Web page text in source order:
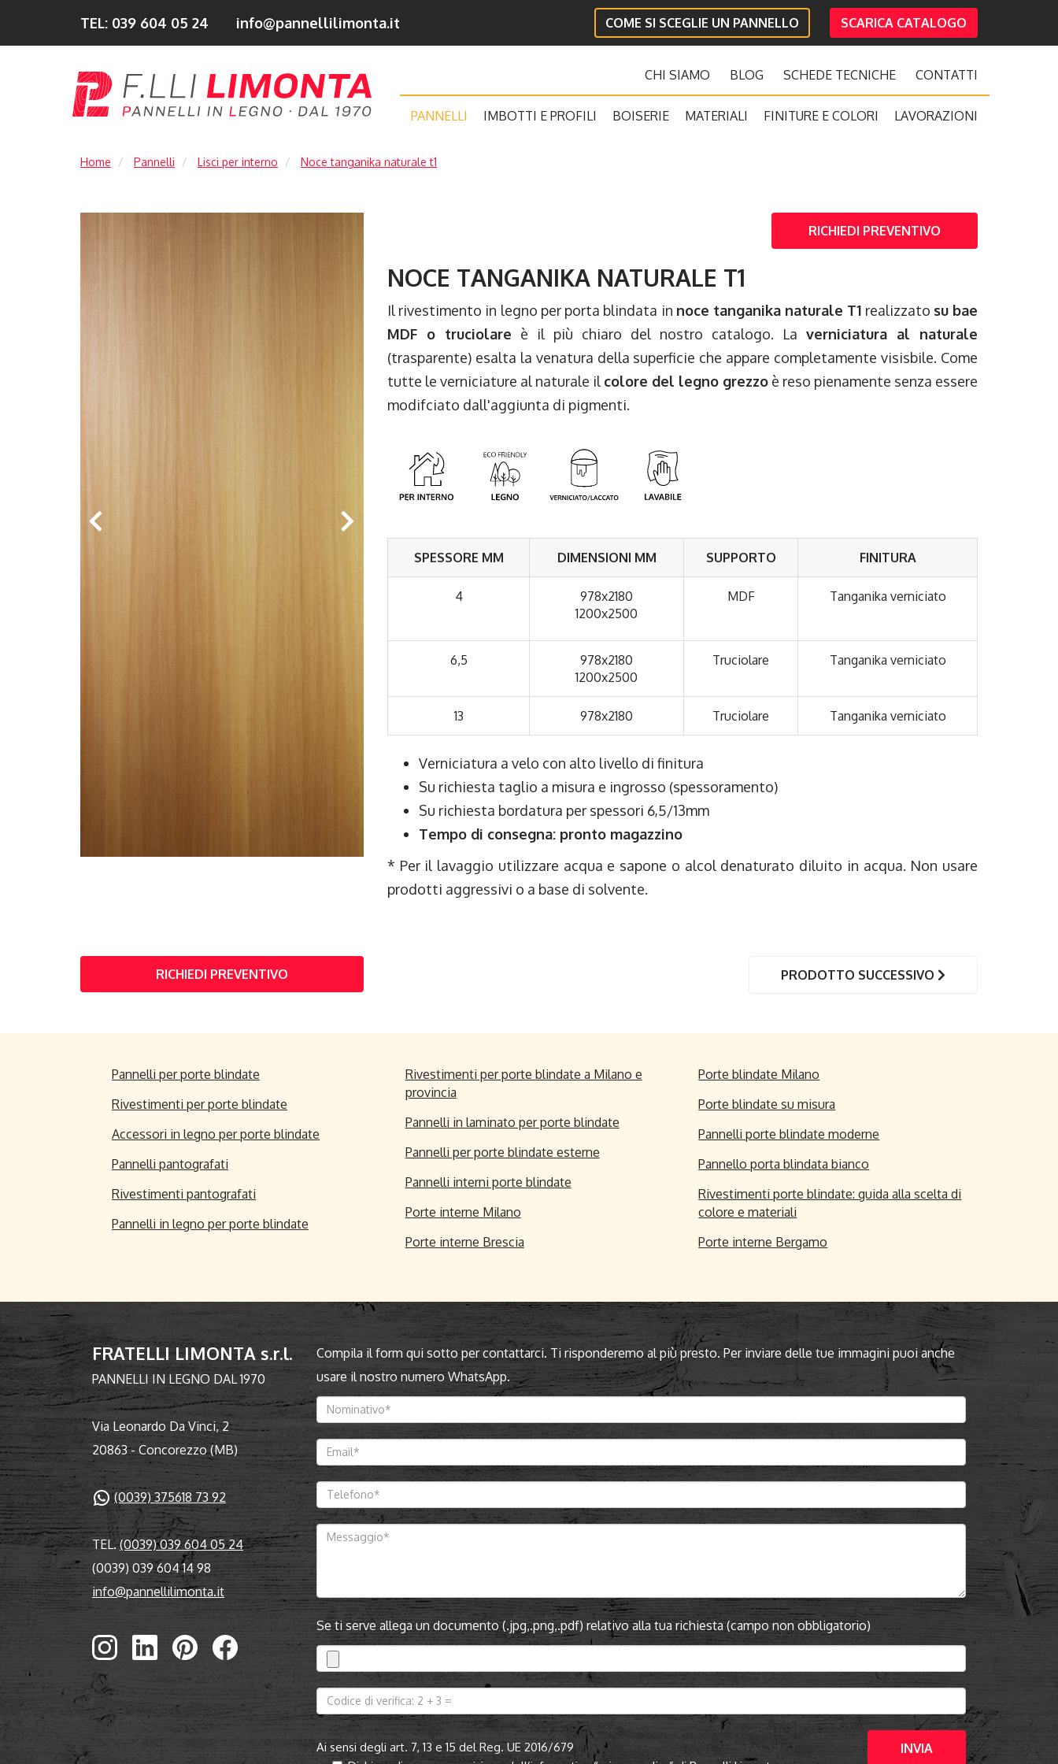
TEL: 039 604 05 24 info@pannellilimonta.it COME SI SCEGLIE UN PANNELLO SCARICA CATALOGO
CHI SIAMO BLOG SCHEDE TECNICHE CONTATTI
PANNELLI IMBOTTI E PROFILI BOISERIE MATERIALI FINITURE E COLORI LAVORAZIONI
Home Pannelli Lisci per interno Noce tanganika naturale t1
RICHIEDI PREVENTIVO
NOCE TANGANIKA NATURALE T1
Il rivestimento in legno per porta blindata in noce tanganika naturale T1 realizzato su bae
MDF o truciolare è il più chiaro del nostro catalogo. La verniciatura al naturale
(trasparente) esalta la venatura della superficie che appare completamente visisbile. Come
tutte le verniciature al naturale il colore del legno grezzo è reso pienamente senza essere
modifciato dall'aggiunta di pigmenti.
SPESSORE MM DIMENSIONI MM SUPPORTO FINITURA
4
978x2180
1200x2500
MDF Tanganika verniciato
6,5
978x2180
1200x2500
Truciolare Tanganika verniciato
13 978x2180 Truciolare Tanganika verniciato
Verniciatura a velo con alto livello di finitura
Su richiesta taglio a misura e ingrosso (spessoramento)
Su richiesta bordatura per spessori 6,5/13mm
Tempo di consegna: pronto magazzino
* Per il lavaggio utilizzare acqua e sapone o alcol denaturato diluito in acqua. Non usare
prodotti aggressivi o a base di solvente.
RICHIEDI PREVENTIVO PRODOTTO SUCCESSIVO
Pannelli per porte blindate
Rivestimenti per porte blindate
Accessori in legno per porte blindate
Pannelli pantografati
Rivestimenti pantografati
Pannelli in legno per porte blindate
Rivestimenti per porte blindate a Milano e
provincia
Pannelli in laminato per porte blindate
Pannelli per porte blindate esterne
Pannelli interni porte blindate
Porte interne Milano
Porte interne Brescia
Porte blindate Milano
Porte blindate su misura
Pannelli porte blindate moderne
Pannello porta blindata bianco
Rivestimenti porte blindate: guida alla scelta di
colore e materiali
Porte interne Bergamo
FRATELLI LIMONTA s.r.l.
PANNELLI IN LEGNO DAL 1970
Via Leonardo Da Vinci, 2
20863 - Concorezzo (MB)
(0039) 375618 73 92
TEL.(0039) 039 604 05 24
(0039) 039 604 14 98
info@pannellilimonta.it
Compila il form qui sotto per contattarci. Ti risponderemo al più presto. Per inviare delle tue immagini puoi anche
usare il nostro numero WhatsApp.
Se ti serve allega un documento (.jpg,.png,.pdf) relativo alla tua richiesta (campo non obbligatorio)
Ai sensi degli art. 7, 13 e 15 del Reg. UE 2016/679
INVIA